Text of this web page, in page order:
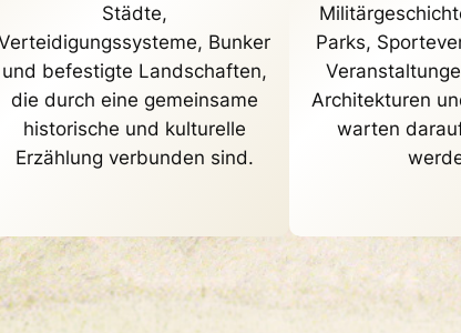
Städte,
Bunker
und befestigte Landschaften,
die durch eine gemeinsame
historische und kulturelle
Erzählung verbunden sind.
Parks,
Architekturen
warten